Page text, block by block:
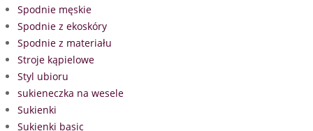
Spodnie męskie
Spodnie z ekoskóry
Spodnie z materiału
Stroje kąpielowe
Styl ubioru
sukieneczka na wesele
Sukienki
Sukienki basic